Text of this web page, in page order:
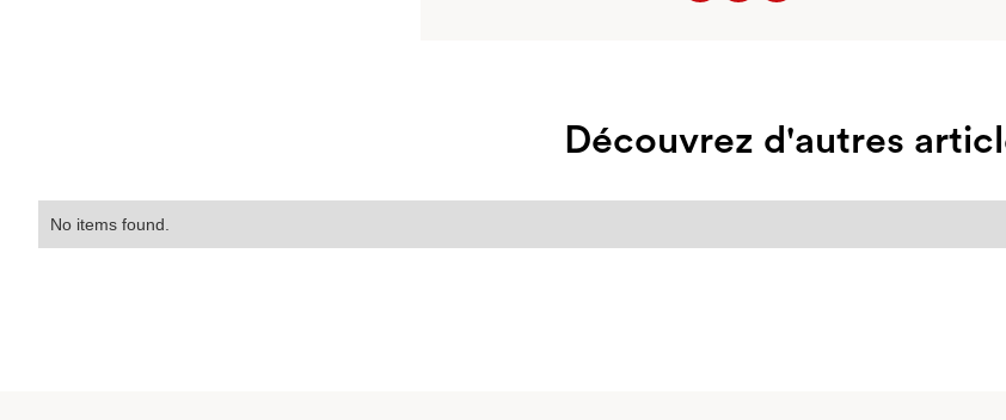
Découvrez d'autres
No items found.